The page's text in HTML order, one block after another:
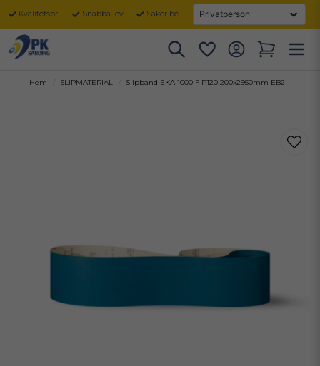
Kvalitetsprodukter Snabba leveranser Säker betalning
Hem SLIPMATERIAL Slipband EKA 1000 F P120 200x2950mm EB2